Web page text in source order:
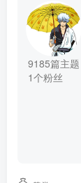
9185篇主题
1个粉丝